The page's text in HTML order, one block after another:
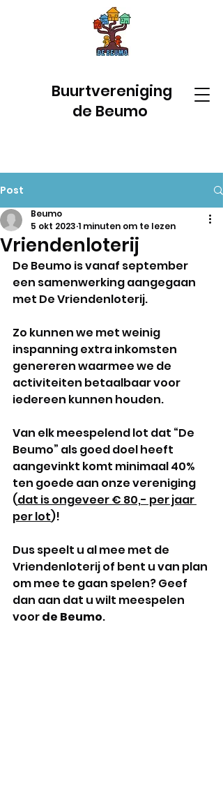
Buurtvereniging
de Beumo
Post
Vriendenloterij
Beumo
5 okt 2023 1 minuten om te lezen
De Beumo is vanaf september
een samenwerking aangegaan
met De Vriendenloterij.
Zo kunnen we met weinig
inspanning extra inkomsten
genereren waarmee we de
activiteiten betaalbaar voor
iedereen kunnen houden.
Van elk meespelend lot dat “De
Beumo” als goed doel heeft
aangevinkt komt minimaal 40%
ten goede aan onze vereniging
(dat is ongeveer € 80,- per jaar
per lot)!
Dus speelt u al mee met de
Vriendenloterij of bent u van plan
om mee te gaan spelen? Geef
dan aan dat u wilt meespelen
voor de Beumo.